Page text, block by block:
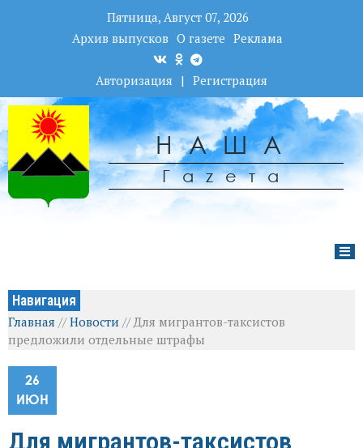
Пятница, Август 07, 2026
Архив выпусков О газете Реклама
Авторизация | Регистрация
НАША
Гаzета
Навигация
Главная //Новости // Для мигрантов-таксистов
предложили отдельные штрафы
26
ИЮН
Для мигрантов-таксистов